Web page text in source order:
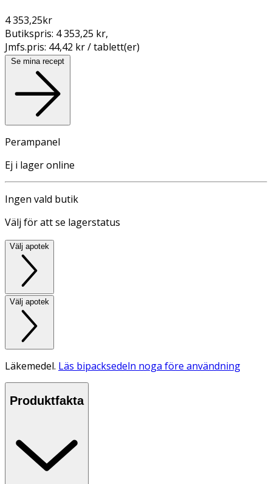
4 353,25kr
Butikspris: 4 353,25 kr,
Jmfs.pris: 44,42 kr / tablett(er)
Se mina recept
Perampanel
Ej i lager online
Ingen vald butik
Välj för att se lagerstatus
Välj apotek
Välj apotek
Läkemedel. Läs bipacksedeln noga före användning
Produktfakta